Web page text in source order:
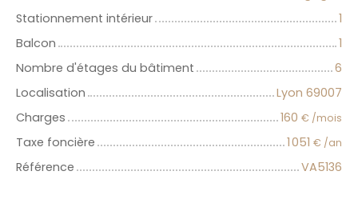
Stationnement intérieur
1
Balcon
1
Nombre d'étages du bâtiment
6
Localisation
Lyon 69007
Charges
160 € /mois
Taxe foncière 1 051 € /an
Référence VA5136